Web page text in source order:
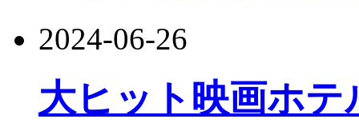
2024-06-26
大ヒット映画ホ